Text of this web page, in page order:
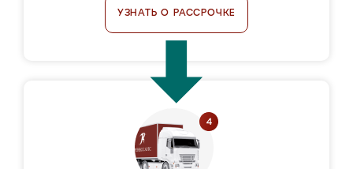
УЗНАТЬ О РАССРОЧКЕ